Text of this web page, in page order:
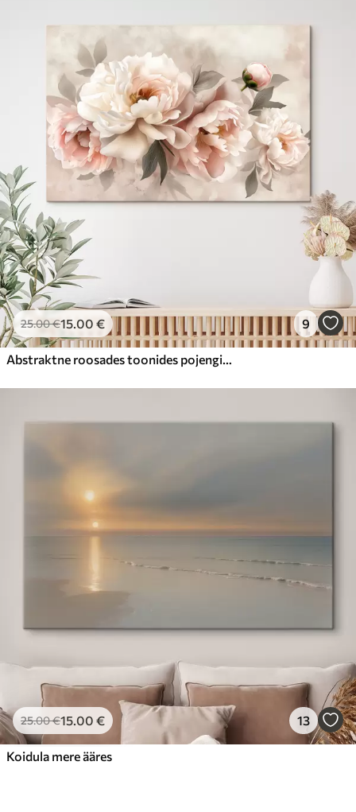
25.00€15.00 € 9
Abstraktne roosades toonides pojengide kimp
25.00€15.00 € 13
Koidula mere ääres